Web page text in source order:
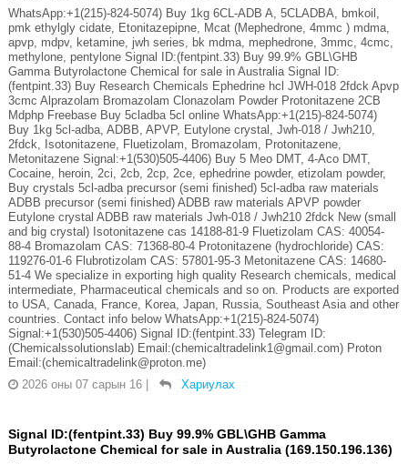
WhatsApp:+1(215)-824-5074) Buy 1kg 6CL-ADB A, 5CLADBA, bmkoil,
pmk ethylgly cidate, Etonitazepipne, Mcat (Mephedrone, 4mmc ) mdma,
apvp, mdpv, ketamine, jwh series, bk mdma, mephedrone, 3mmc, 4cmc,
methylone, pentylone Signal ID:(fentpint.33) Buy 99.9% GBL\GHB
Gamma Butyrolactone Chemical for sale in Australia Signal ID:
(fentpint.33) Buy Research Chemicals Ephedrine hcl JWH-018 2fdck Apvp
3cmc Alprazolam Bromazolam Clonazolam Powder Protonitazene 2CB
Mdphp Freebase Buy 5cladba 5cl online WhatsApp:+1(215)-824-5074)
Buy 1kg 5cl-adba, ADBB, APVP, Eutylone crystal, Jwh-018 / Jwh210,
2fdck, Isotonitazene, Fluetizolam, Bromazolam, Protonitazene,
Metonitazene Signal:+1(530)505-4406) Buy 5 Meo DMT, 4-Aco DMT,
Cocaine, heroin, 2ci, 2cb, 2cp, 2ce, ephedrine powder, etizolam powder,
Buy crystals 5cl-adba precursor (semi finished) 5cl-adba raw materials
ADBB precursor (semi finished) ADBB raw materials APVP powder
Eutylone crystal ADBB raw materials Jwh-018 / Jwh210 2fdck New (small
and big crystal) Isotonitazene cas 14188-81-9 Fluetizolam CAS: 40054-
88-4 Bromazolam CAS: 71368-80-4 Protonitazene (hydrochloride) CAS:
119276-01-6 Flubrotizolam CAS: 57801-95-3 Metonitazene CAS: 14680-
51-4 We specialize in exporting high quality Research chemicals, medical
intermediate, Pharmaceutical chemicals and so on. Products are exported
to USA, Canada, France, Korea, Japan, Russia, Southeast Asia and other
countries. Contact info below WhatsApp:+1(215)-824-5074)
Signal:+1(530)505-4406) Signal ID:(fentpint.33) Telegram ID:
(Chemicalssolutionslab) Email:(chemicaltradelink1@gmail.com) Proton
Email:(chemicaltradelink@proton.me)
2026 оны 07 сарын 16
Хариулах
Signal ID:(fentpint.33) Buy 99.9% GBL\GHB Gamma
Butyrolactone Chemical for sale in Australia (169.150.196.136)